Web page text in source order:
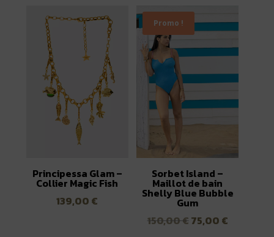
Principessa Glam –
Collier Magic Fish
139,00 €
Promo !
Sorbet Island –
Maillot de bain
Shelly Blue Bubble
Gum
150,00€ Le
75,00 €Le